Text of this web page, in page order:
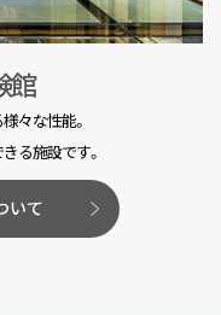
館
々な性能。
る施設です。
いて